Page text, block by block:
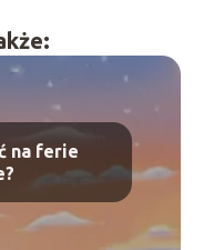
na ferie